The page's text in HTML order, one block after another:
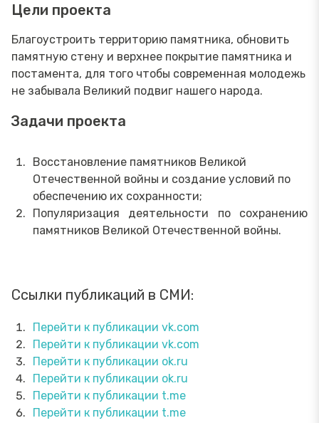
Цели проекта
Благоустроить территорию памятника, обновить
памятную стену и верхнее покрытие памятника и
постамента, для того чтобы современная молодежь
не забывала Великий подвиг нашего народа.
Задачи проекта
Восстановление памятников Великой
Отечественной войны и создание условий по
обеспечению их сохранности;
Популяризация деятельности по сохранению
памятников Великой Отечественной войны.
Ссылки публикаций в СМИ:
Перейти к публикации vk.com
Перейти к публикации vk.com
Перейти к публикации ok.ru
Перейти к публикации ok.ru
Перейти к публикации t.me
Перейти к публикации t.me